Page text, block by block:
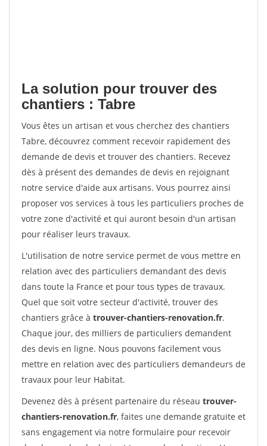
La solution pour trouver des
chantiers : Tabre
Vous êtes un artisan et vous cherchez des chantiers
Tabre, découvrez comment recevoir rapidement des
demande de devis et trouver des chantiers. Recevez
dès à présent des demandes de devis en rejoignant
notre service d'aide aux artisans. Vous pourrez ainsi
proposer vos services à tous les particuliers proches de
votre zone d'activité et qui auront besoin d'un artisan
pour réaliser leurs travaux.
L'utilisation de notre service permet de vous mettre en
relation avec des particuliers demandant des devis
dans toute la France et pour tous types de travaux.
Quel que soit votre secteur d'activité, trouver des
chantiers grâce à trouver-chantiers-renovation.fr.
Chaque jour, des milliers de particuliers demandent
des devis en ligne. Nous pouvons facilement vous
mettre en relation avec des particuliers demandeurs de
travaux pour leur Habitat.
Devenez dès à présent partenaire du réseau trouver-
chantiers-renovation.fr, faites une demande gratuite et
sans engagement via notre formulaire pour recevoir